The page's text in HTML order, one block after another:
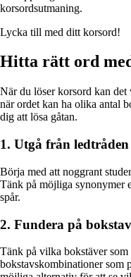
korsordsutmaning.
Lycka till med ditt korsord!
Hitta rätt ord
När du löser korsord kan det
när ordet kan ha olika antal
dig att lösa gåtan.
1. Utgå från ledtråden
Börja med att noggrant
Tänk på möjliga synonymer
spår.
2. Fundera på
Tänk på vilka bokstäver
bokstavskombinationer som